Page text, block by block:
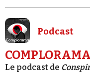
Podcast
COMPLORAMA
Le podcast de